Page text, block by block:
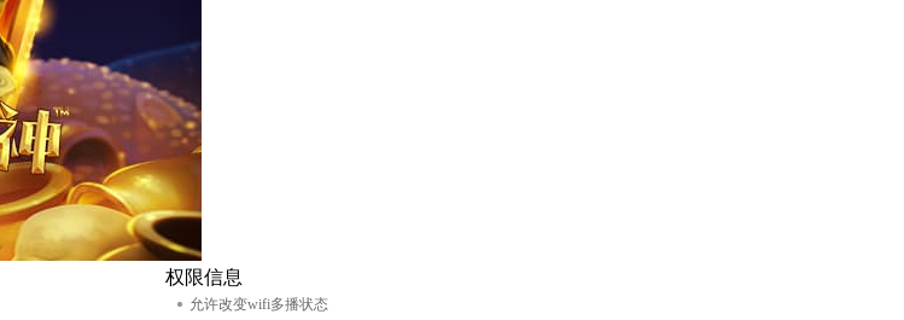
权限信息
允许改变wifi多播状态